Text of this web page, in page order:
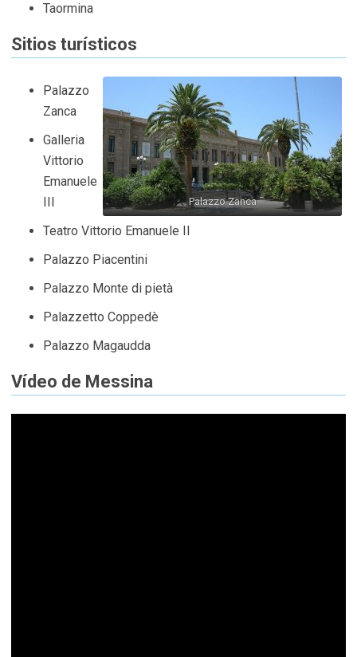
Taormina
Sitios turísticos
Palazzo Zanca
Palazzo
Zanca
Galleria
Vittorio
Emanuele
Teatro Vittorio Emanuele II
Palazzo Piacentini
Palazzo Monte di pietà
Palazzetto Coppedè
Palazzo Magaudda
Vídeo de Messina